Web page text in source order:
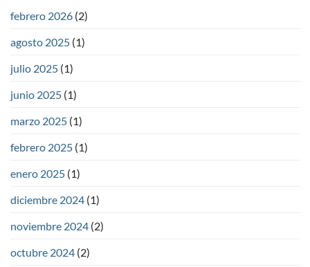
febrero 2026 (2)
agosto 2025 (1)
julio 2025 (1)
junio 2025 (1)
marzo 2025 (1)
febrero 2025 (1)
enero 2025 (1)
diciembre 2024 (1)
noviembre 2024 (2)
octubre 2024 (2)